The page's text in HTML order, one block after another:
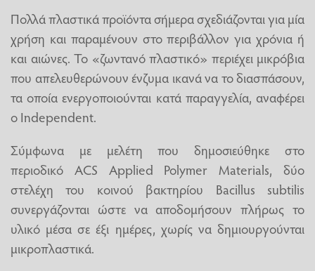
Πολλά πλαστικά προϊόντα σήμερα σχεδιάζονται για μία
χρήση και παραμένουν στο περιβάλλον για χρόνια ή
και αιώνες. Το «ζωντανό πλαστικό» περιέχει μικρόβια
που απελευθερώνουν ένζυμα ικανά να το διασπάσουν,
τα οποία ενεργοποιούνται κατά παραγγελία, αναφέρει
ο Independent.
Σύμφωνα με μελέτη που δημοσιεύθηκε στο
περιοδικό ACS Applied Polymer Materials, δύο
στελέχη του κοινού βακτηρίου Bacillus subtilis
συνεργάζονται ώστε να αποδομήσουν πλήρως το
υλικό μέσα σε έξι ημέρες, χωρίς να δημιουργούνται
μικροπλαστικά.